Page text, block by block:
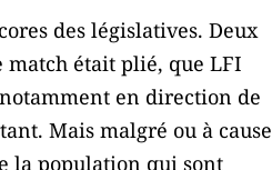
des législatives. Deux
match était plié, que LFI
en direction de
Mais malgré ou à cause
la population qui sont